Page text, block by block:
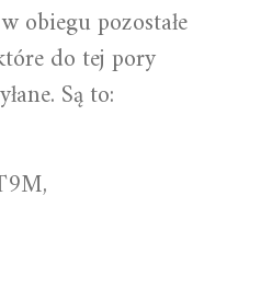
obiegu pozostałe
do tej pory
Są to: